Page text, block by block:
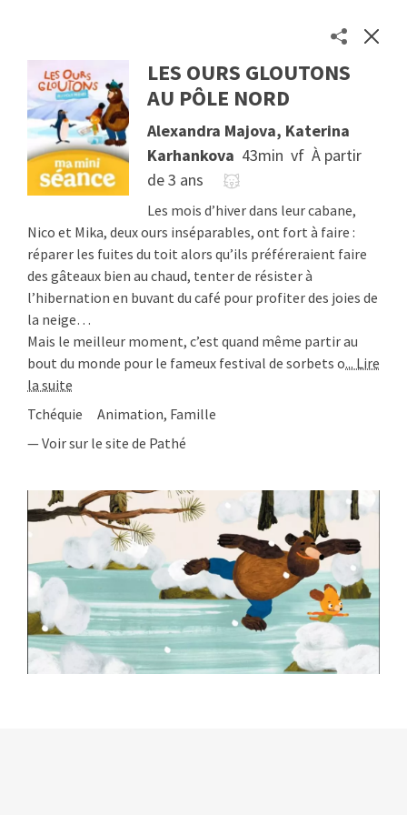
LES OURS GLOUTONS
AU PÔLE NORD
Alexandra Majova, Katerina
Karhankova 43min vf À partir
de 3 ans
Les mois d’hiver dans leur cabane,
Nico et Mika, deux ours inséparables, ont fort à faire :
réparer les fuites du toit alors qu’ils préféreraient faire
des gâteaux bien au chaud, tenter de résister à
l’hibernation en buvant du café pour profiter des joies de
la neige…
Mais le meilleur moment, c’est quand même partir au
bout du monde pour le fameux festival de sorbets o... Lire
la suite
Tchéquie
Animation, Famille
— Voir sur le site de Pathé
Les séances des cinémas toulousains en un clic
Séances
Cinémas
À propos
Contact
© 2026Etienne Delcambre